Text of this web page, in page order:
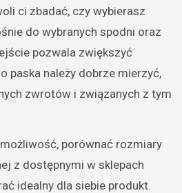
ci zbadać, czy wybierasz
do wybranych spodni oraz
pozwala zwiększyć
paska należy dobrze mierzyć,
zwrotów i związanych z tym
porównać rozmiary
z dostępnymi w sklepach
idealny dla siebie produkt.